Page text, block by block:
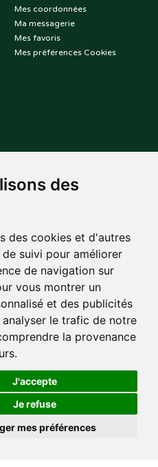
des
des cookies et d'autres
suivi pour améliorer
de navigation sur
vous montrer un
et des publicités
le trafic de notre
la provenance
J'accepte
Je refuse
mes préférences
Mes coordonnées
Ma messagerie
Mes favoris
Mes préférences Cookies
Paiement sécurisé
Suivez-nous sur
peau, maquillage, toutes vos